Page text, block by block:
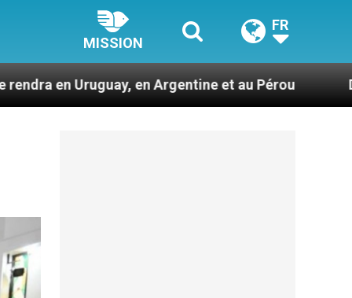
MISSION
FR
Argentine et au Pérou Des prophètes